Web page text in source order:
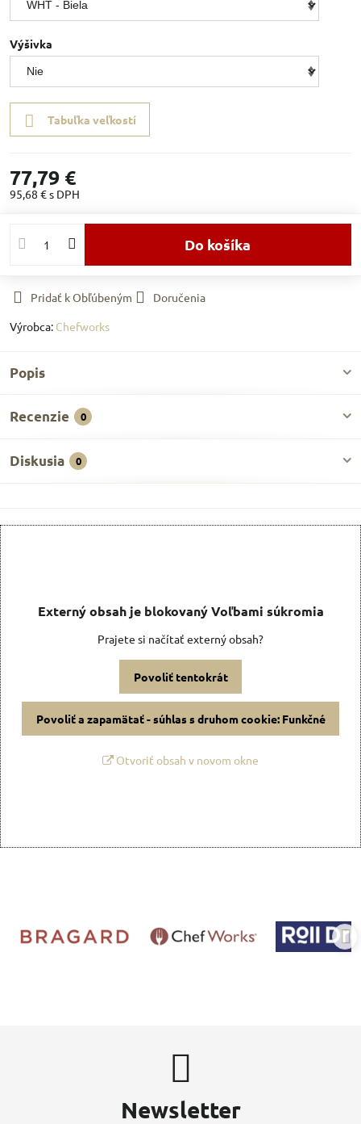
Výšivka
Tabuľka veľkostí
77,79 €
95,68 €s DPH
Do košíka
Pridať k Obľúbeným
Doručenia
Výrobca: Chefworks
Popis
Recenzie 0
Diskusia 0
Externý obsah je blokovaný Voľbami súkromia
Prajete si načítať externý obsah?
Povoliť tentokrát
Povoliť a zapamätať - súhlas s druhom cookie: Funkčné
Otvoriť obsah v novom okne
Newsletter